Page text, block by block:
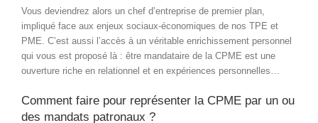
Vous deviendrez alors un chef d’entreprise de premier plan,
impliqué face aux enjeux sociaux-économiques de nos TPE et
PME. C’est aussi l’accès à un véritable enrichissement personnel
qui vous est proposé là : être mandataire de la CPME est une
ouverture riche en relationnel et en expériences personnelles…
Comment faire pour représenter la CPME par un ou
des mandats patronaux ?